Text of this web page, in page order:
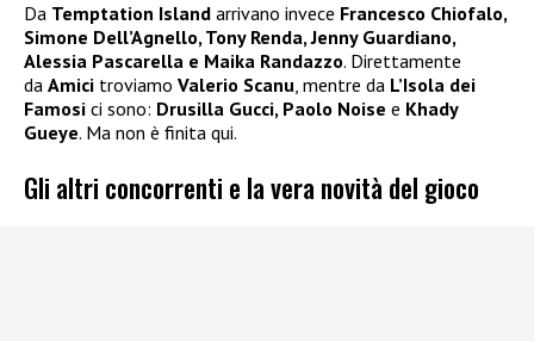
Da Temptation Island arrivano invece Francesco Chiofalo,
Simone Dell’Agnello, Tony Renda, Jenny Guardiano,
Alessia Pascarella e Maika Randazzo. Direttamente
da Amici troviamo Valerio Scanu, mentre da L’Isola dei
Famosi ci sono: Drusilla Gucci, Paolo Noise e Khady
Gueye. Ma non è finita qui.
Gli altri concorrenti e la vera novità del gioco